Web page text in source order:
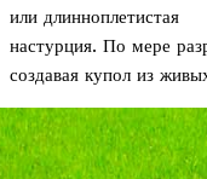
или длинноплетистая
настурция. По мере
создавая купол из